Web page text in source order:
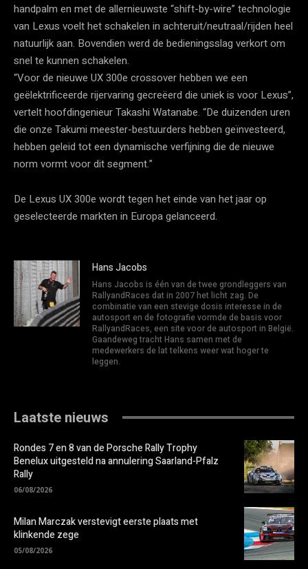
handpalm en met de allernieuwste “shift-by-wire” technologie
van Lexus voelt het schakelen in achteruit/neutraal/rijden heel
natuurlijk aan. Bovendien werd de bedieningsslag verkort om
snel te kunnen schakelen.
“Voor de nieuwe UX 300e crossover hebben we een
geëlektrificeerde rijervaring gecreëerd die uniek is voor Lexus”,
vertelt hoofdingenieur Takashi Watanabe. “De duizenden uren
die onze Takumi meester-bestuurders hebben geïnvesteerd,
hebben geleid tot een dynamische verfijning die de nieuwe
norm vormt voor dit segment.”
De Lexus UX 300e wordt tegen het einde van het jaar op
geselecteerde markten in Europa gelanceerd.
Hans Jacobs
Hans Jacobs is één van de twee grondleggers van
RallyandRaces dat in 2007 het licht zag. De
combinatie van een stevige dosis interesse in de
autosport en de fotografie vormde de basis voor
RallyandRaces, een site voor de autosport in België.
Gaandeweg tracht Hans samen met de
medewerkers de lat telkens weer wat hoger te
leggen.
Laatste nieuws
Rondes 7 en 8 van de Porsche Rally Trophy
Benelux uitgesteld na annulering Saarland-Pfalz
Rally
06/08/2026
Milan Marczak verstevigt eerste plaats met
klinkende zege
05/08/2026